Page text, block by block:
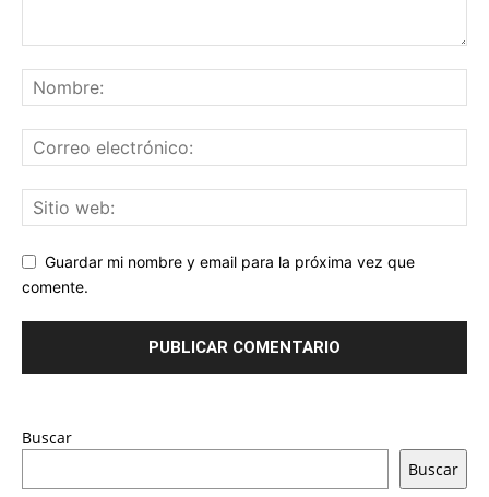
Guardar mi nombre y email para la próxima vez que
comente.
Buscar
Buscar